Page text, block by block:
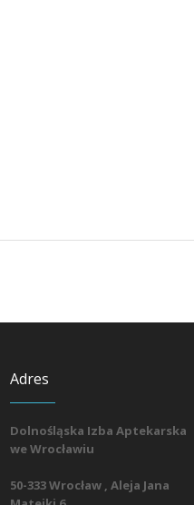
Adres
Dolnośląska Izba Aptekarska
we Wrocławiu
50-333 Wrocław , Aleja Jana